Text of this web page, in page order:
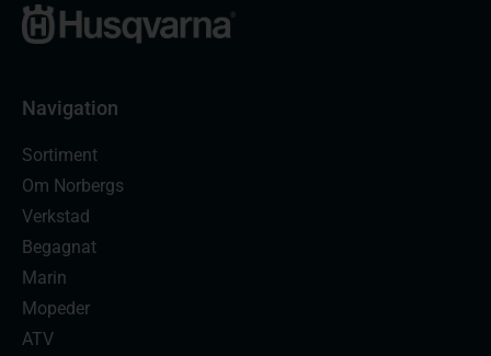
Navigation
Sortiment
Om Norbergs
Verkstad
Begagnat
Marin
Mopeder
ATV